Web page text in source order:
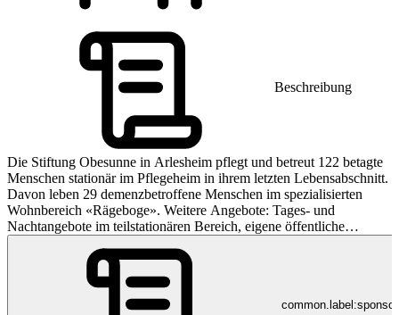
Beschreibung
Die Stiftung Obesunne in Arlesheim pflegt und betreut 122 betagte
Menschen stationär im Pflegeheim in ihrem letzten Lebensabschnitt.
Davon leben 29 demenzbetroffene Menschen im spezialisierten
Wohnbereich «Rägeboge». Weitere Angebote: Tages- und
Nachtangebote im teilstationären Bereich, eigene öffentliche
Hausarztpraxis, 16 Logis «Pflegenahes Wohnen», 90
Alterswohnungen, öffentliches Restaurant sowie weitere
Dienstleistungen für die ältere Bevölkerung. Die Obesunne wurde
1963 gegründet und ist mit rund 190 Mitarbeitenden aus 26
Nationen eine der grössten Arbeitgeberinnen in Arlesheim.